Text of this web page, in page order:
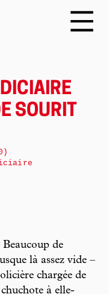
SOURIT
de
là assez vide –
chargée de
à elle-